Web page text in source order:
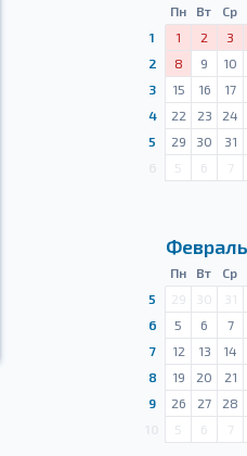
Пн Вт Ср
1
1 2 3
2
8 9 10
3
15 16 17
4
22 23 24
5
29 30 31
5 6 7
Февраль
Пн Вт Ср
5
29 30 31
6
5 6 7
7
12 13 14
8
19 20 21
9
26 27 28
5 6 7